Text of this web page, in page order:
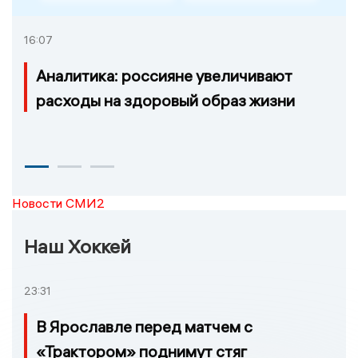
16:07
Аналитика: россияне увеличивают
расходы на здоровый образ жизни
Новости СМИ2
Наш Хоккей
23:31
В Ярославле перед матчем с
«Трактором» поднимут стяг